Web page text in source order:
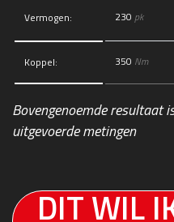
Vermogen: 230 pk
Koppel: 350 Nm
Bovengenoemde resultaat
uitgevoerde metingen
DIT WIL